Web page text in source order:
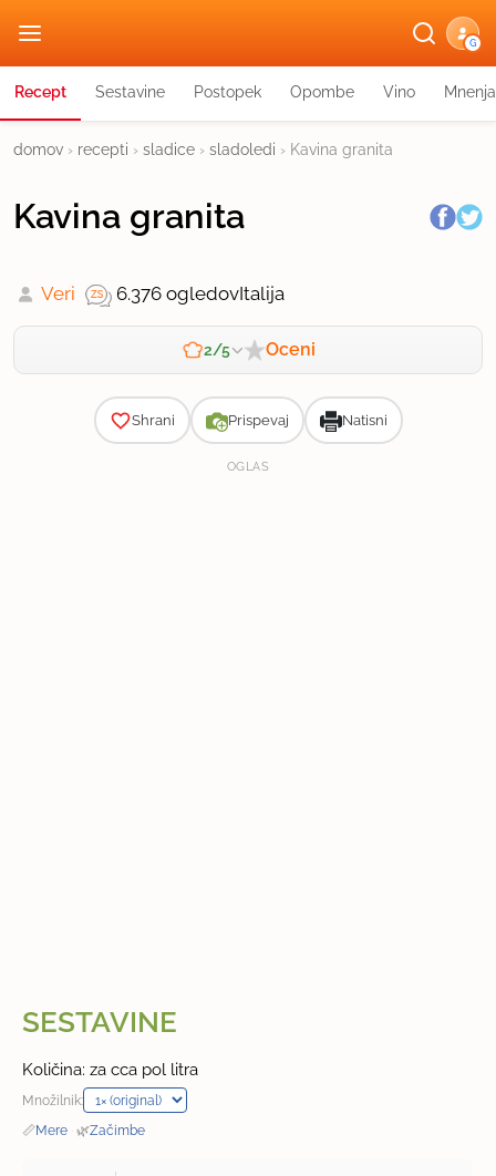
G
Recept Sestavine Postopek Opombe Vino Mnenja
domov › recepti › sladice › sladoledi › Kavina granita
Kavina granita
Veri 6.376 ogledovItalija
2/5 Oceni
Shrani Prispevaj Natisni
OGLAS
SESTAVINE
Količina: za cca pol litra
Množilnik:
📏Mere · 🌿Začimbe